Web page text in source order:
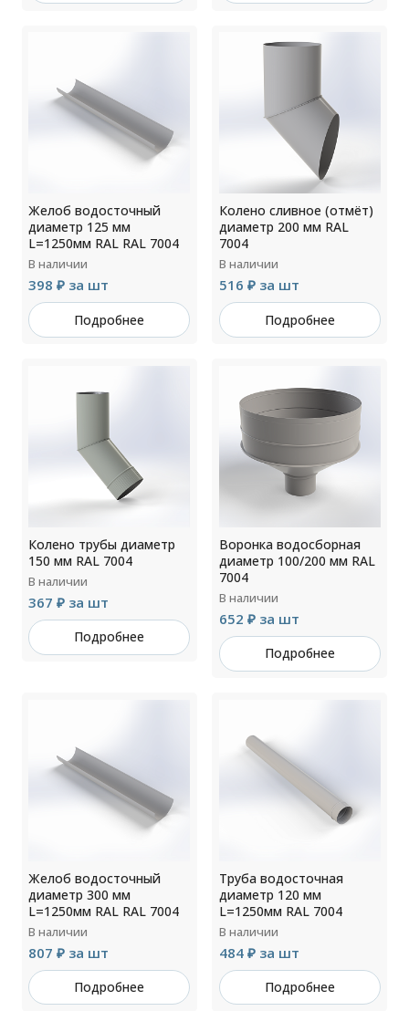
Желоб водосточный
диаметр 125 мм
L=1250мм RAL RAL 7004
В наличии
398 ₽ за шт
Подробнее
Колено сливное (отмёт)
диаметр 200 мм RAL
7004
В наличии
516 ₽ за шт
Подробнее
Колено трубы диаметр
150 мм RAL 7004
В наличии
367 ₽ за шт
Подробнее
Воронка водосборная
диаметр 100/200 мм RAL
7004
В наличии
652 ₽ за шт
Подробнее
Желоб водосточный
диаметр 300 мм
L=1250мм RAL RAL 7004
В наличии
807 ₽ за шт
Подробнее
Труба водосточная
диаметр 120 мм
L=1250мм RAL 7004
В наличии
484 ₽ за шт
Подробнее